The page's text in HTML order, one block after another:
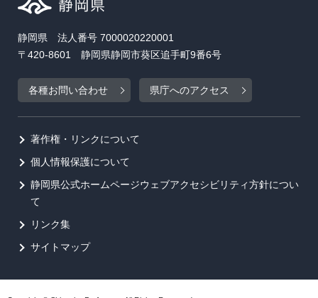
静岡県 法人番号 7000020220001
〒420-8601 静岡県静岡市葵区追手町9番6号
各種お問い合わせ 県庁へのアクセス
著作権・リンクについて
個人情報保護について
静岡県公式ホームページウェブアクセシビリティ方針につい
て
リンク集
サイトマップ